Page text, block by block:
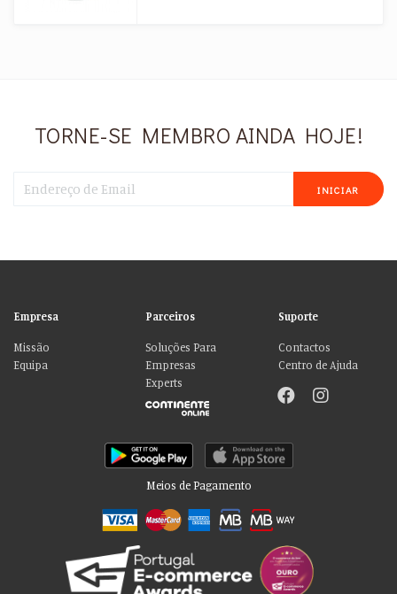
TORNE-SE MEMBRO AINDA HOJE!
INICIAR
Empresa
Missão
Equipa
Parceiros
Soluções Para
Empresas
Experts
Suporte
Contactos
Centro de Ajuda
Meios de Pagamento